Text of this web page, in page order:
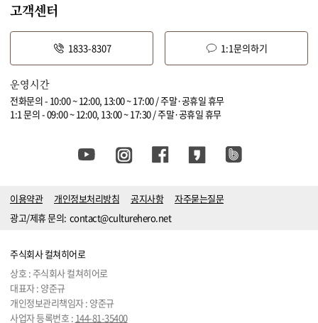
고객센터
1833-8307 1:1문의하기
운영시간
전화문의 - 10:00 ~ 12:00, 13:00 ~ 17:00 / 주말·공휴일 휴무
1:1 문의 - 09:00 ~ 12:00, 13:00 ~ 17:30 / 주말·공휴일 휴무
이용약관 개인정보처리방침 공지사항
자주묻는질문
광고/제휴 문의: contact@culturehero.net
주식회사 컬쳐히어로
상호 : 주식회사 컬쳐히어로
대표자 : 양준규
개인정보관리책임자 : 양준규
사업자 등록번호 : 144-81-35400